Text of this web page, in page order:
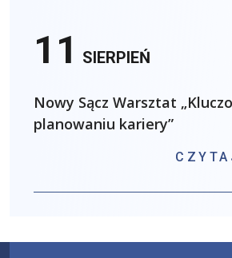
11 SIERPIEŃ
Nowy Sącz Warsztat
planowaniu kariery”